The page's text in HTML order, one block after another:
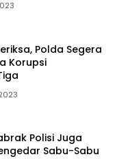
Polda Segera
Korupsi
Polisi Juga
Sabu-Sabu